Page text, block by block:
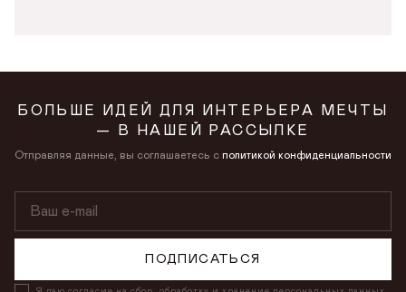
БОЛЬШЕ ИДЕЙ ДЛЯ ИНТЕРЬЕРА МЕЧТЫ
— В НАШЕЙ РАССЫЛКЕ
Отправляя данные, вы соглашаетесь с политикой конфиденциальности
ПОДПИСАТЬСЯ